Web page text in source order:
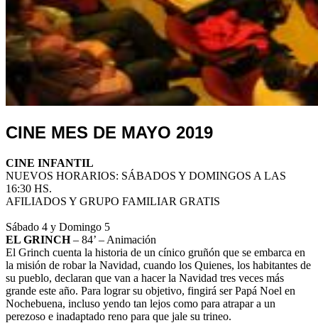
CINE MES DE MAYO 2019
CINE INFANTIL
NUEVOS HORARIOS: SÁBADOS Y DOMINGOS A LAS
16:30 HS.
AFILIADOS Y GRUPO FAMILIAR GRATIS
Sábado 4 y Domingo 5
EL GRINCH– 84’ – Animación
El Grinch cuenta la historia de un cínico gruñón que se embarca en
la misión de robar la Navidad, cuando los Quienes, los habitantes de
su pueblo, declaran que van a hacer la Navidad tres veces más
grande este año. Para lograr su objetivo, fingirá ser Papá Noel en
Nochebuena, incluso yendo tan lejos como para atrapar a un
perezoso e inadaptado reno para que jale su trineo.